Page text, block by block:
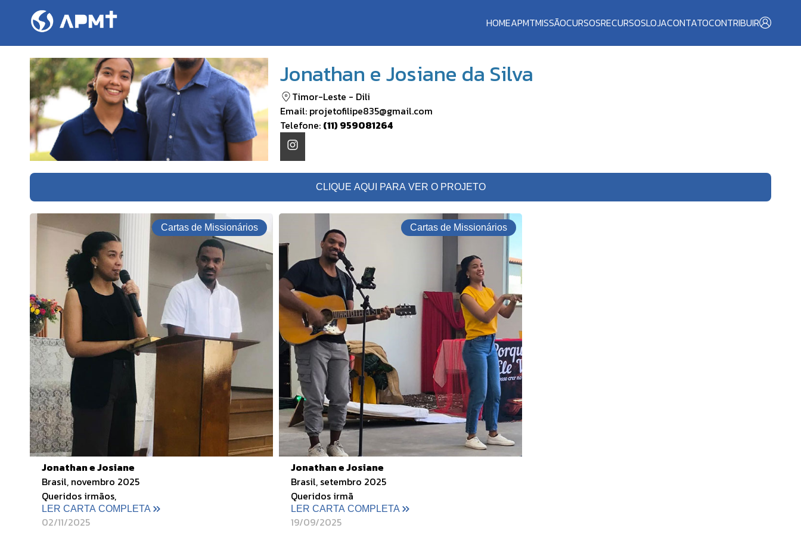
HOMEAPMTMISSÃOCURSOSRECURSOSLOJACONTATOCONTRIBUIR
Jonathan e Josiane da Silva
Timor-Leste - Dili
Email: projetofilipe835@gmail.com
Telefone: (11) 959081264
CLIQUE AQUI PARA VER O PROJETO
Cartas de Missionários
Jonathan e Josiane
Brasil, novembro 2025
Queridos irmãos,
LER CARTA COMPLETA
02/11/2025
Cartas de Missionários
Jonathan e Josiane
Brasil, setembro 2025
Queridos irmã
LER CARTA COMPLETA
19/09/2025